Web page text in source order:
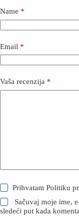
Name *
Email *
Vaša recenzija *
PrihvatamPolitiku
Sačuvaj moje ime,
sledeći put kada